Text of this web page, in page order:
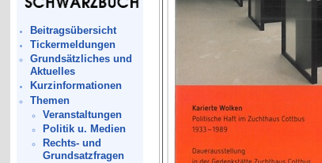
Beitragsübersicht
Tickermeldungen
Grundsätzliches und
Aktuelles
Kurzinformationen
Themen
Veranstaltungen
Politik u. Medien
Rechts- und
Grundsatzfragen